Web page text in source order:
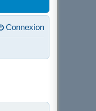
Connexion